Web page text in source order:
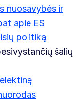
nuosavybės ir
apie ES
politiką
šalių